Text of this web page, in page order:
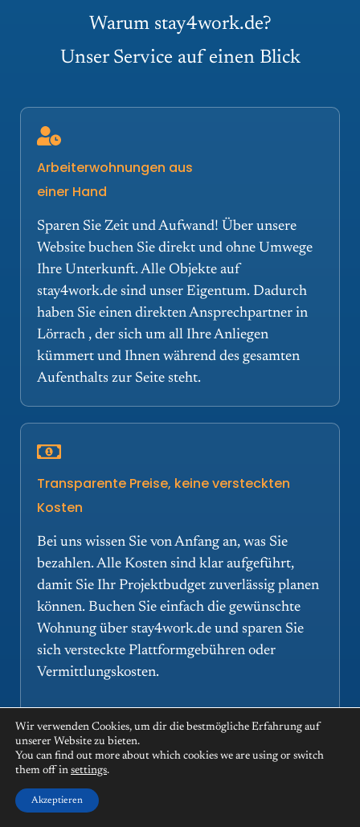
Warum stay4work.de?
Unser Service auf einen Blick
Arbeiterwohnungen aus
einer Hand
Sparen Sie Zeit und Aufwand! Über unsere
Website buchen Sie direkt und ohne Umwege
Ihre Unterkunft. Alle Objekte auf
stay4work.de sind unser Eigentum. Dadurch
haben Sie einen direkten Ansprechpartner in
Lörrach , der sich um all Ihre Anliegen
kümmert und Ihnen während des gesamten
Aufenthalts zur Seite steht.
Transparente Preise, keine versteckten
Kosten
Bei uns wissen Sie von Anfang an, was Sie
bezahlen. Alle Kosten sind klar aufgeführt,
damit Sie Ihr Projektbudget zuverlässig planen
können. Buchen Sie einfach die gewünschte
Wohnung über stay4work.de und sparen Sie
sich versteckte Plattformgebühren oder
Vermittlungskosten.
Maßgeschneiderte Lösungen für
Wir verwenden Cookies, um dir die bestmögliche Erfahrung auf
unserer Website zu bieten.
You can find out more about which cookies we are using or switch
them off in settings.
Akzeptieren